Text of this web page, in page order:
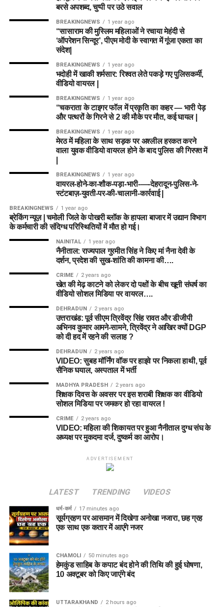
बरसे अपशब्द, चुप्पी पर उठे सवाल
BREAKINGNEWS 1 year ago
“सासाराम की मुस्लिम महिलाओं ने रचाया मेहंदी से
‘ऑपरेशन सिन्दूर’, पीएम मोदी के स्वागत में गूंजा एकता का
संदेश|
BREAKINGNEWS 1 year ago
भदोही में खाकी शर्मसार: रिश्वत लेते पकड़े गए पुलिसकर्मी,
वीडियो वायरल |
BREAKINGNEWS 1 year ago
“चकराता के टाइगर फॉल में प्रकृति का कहर — भारी पेड़
और पत्थरों के गिरने से 2 की मौके पर मौत, कई घायल |
BREAKINGNEWS 1 year ago
मेरठ में महिला के साथ सड़क पर अश्लील हरकत करने
वाला युवक वीडियो वायरल होने के बाद पुलिस की गिरफ्त में
BREAKINGNEWS 1 year ago
वायरल-होने-का-शौक-पड़ा-भारी-—-देहरादून-पुलिस-ने-
स्टंटबाज़-युवती-पर-की-चालानी-कार्रवाई |
BREAKINGNEWS 1 year ago
ब्रेकिंग न्यूज़ | चमोली जिले के पोखरी ब्लॉक के हापला बाजार में उद्यान विभाग
के कर्मचारी की संदिग्ध परिस्थितियों में मौत हो गई।
NAINITAL 1 year ago
नैनीताल: राज्यपाल गुरमीत सिंह ने किए मां नैना देवी के
दर्शन, प्रदेश की सुख-शांति की कामना की….
CRIME 2 years ago
खेत की मेढ़ काटने को लेकर दो पक्षों के बीच खूनी संघर्ष का
वीडियो सोशल मिडिया पर वायरल….
DEHRADUN 2 years ago
उत्तराखंड: पूर्व सीएम त्रिवेंद्र सिंह रावत और डीजीपी
अभिनव कुमार आमने-सामने, त्रिवेंद्र ने आखिर क्यों DGP
को दी हद में रहने की सलाह ?
DEHRADUN 2 years ago
VIDEO: सुबह मॉर्निंग वॉक पर हाइवे पर निकला हाथी, पूर्व
सैनिक घयाल, अस्पताल में भर्ती
MADHYA PRADESH 2 years ago
शिक्षक दिवस के अवसर पर इस शराबी शिक्षक का वीडियो
सोशल मिडिया पर जमकर हो रहा वायरल !
CRIME 2 years ago
VIDEO: महिला की शिकायत पर हुआ नैनीताल दुग्ध संघ के
अध्यक्ष पर मुकदमा दर्ज, दुष्कर्म का आरोप।
ADVERTISEMENT
LATEST TRENDING VIDEOS
धर्म-कर्म 17 minutes ago
सूर्यग्रहण पर आसमान में दिखेगा अनोखा नजारा, छह ग्रह
एक साथ एक कतार में आएंगे नजर
CHAMOLI 50 minutes ago
हेमकुंड साहिब के कपाट बंद होने की तिथि की हुई घोषणा,
10 अक्टूबर को किए जाएंंगे बंद
UTTARAKHAND 2 hours ago